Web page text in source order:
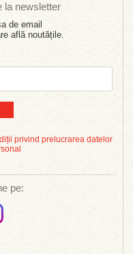
la newsletter
de email
află noutățile.
privind prelucrarea datelor
pe: